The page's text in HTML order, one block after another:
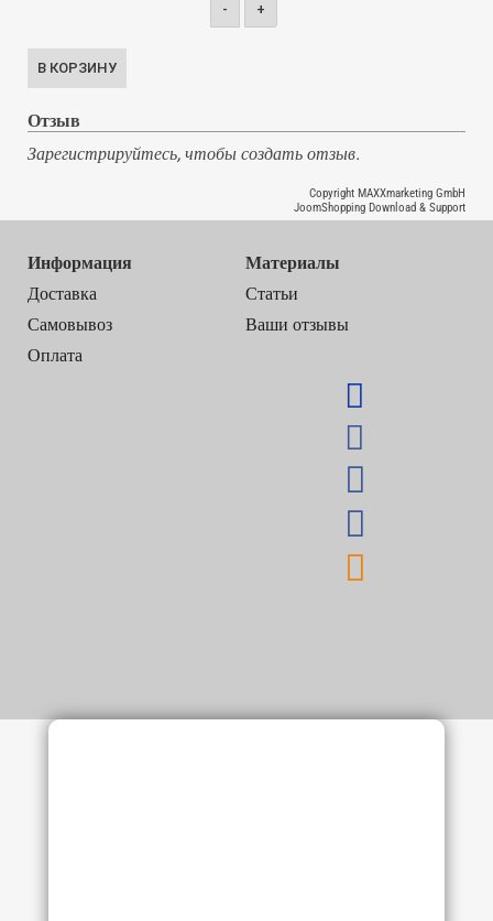
- +
Отзыв
Зарегистрируйтесь, чтобы создать отзыв.
Copyright MAXXmarketing GmbH
JoomShopping Download & Support
Информация
Доставка
Самовывоз
Оплата
Материалы
Статьи
Ваши отзывы